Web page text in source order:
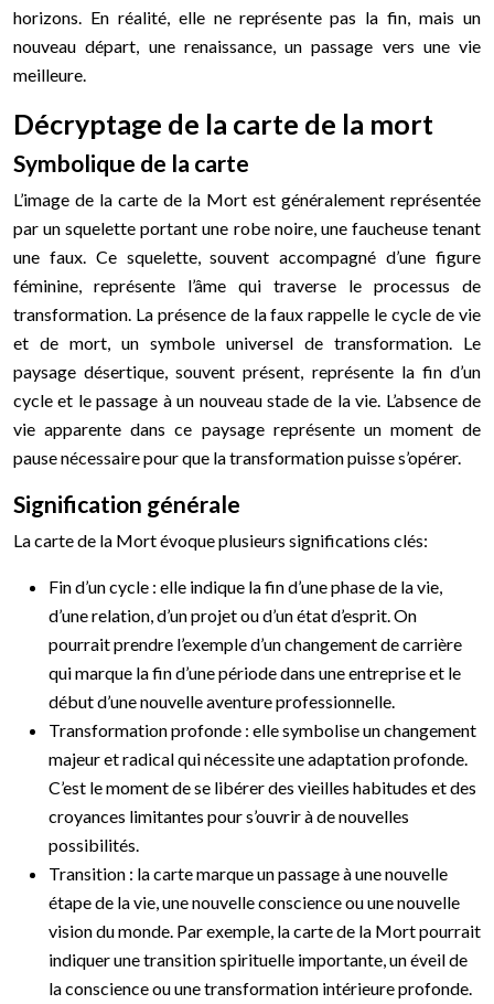
horizons. En réalité, elle ne représente pas la fin, mais un
nouveau départ, une renaissance, un passage vers une vie
meilleure.
Décryptage de la carte de la mort
Symbolique de la carte
L’image de la carte de la Mort est généralement représentée
par un squelette portant une robe noire, une faucheuse tenant
une faux. Ce squelette, souvent accompagné d’une figure
féminine, représente l’âme qui traverse le processus de
transformation. La présence de la faux rappelle le cycle de vie
et de mort, un symbole universel de transformation. Le
paysage désertique, souvent présent, représente la fin d’un
cycle et le passage à un nouveau stade de la vie. L’absence de
vie apparente dans ce paysage représente un moment de
pause nécessaire pour que la transformation puisse s’opérer.
Signification générale
La carte de la Mort évoque plusieurs significations clés:
Fin d’un cycle : elle indique la fin d’une phase de la vie,
d’une relation, d’un projet ou d’un état d’esprit. On
pourrait prendre l’exemple d’un changement de carrière
qui marque la fin d’une période dans une entreprise et le
début d’une nouvelle aventure professionnelle.
Transformation profonde : elle symbolise un changement
majeur et radical qui nécessite une adaptation profonde.
C’est le moment de se libérer des vieilles habitudes et des
croyances limitantes pour s’ouvrir à de nouvelles
possibilités.
Transition : la carte marque un passage à une nouvelle
étape de la vie, une nouvelle conscience ou une nouvelle
vision du monde. Par exemple, la carte de la Mort pourrait
indiquer une transition spirituelle importante, un éveil de
la conscience ou une transformation intérieure profonde.